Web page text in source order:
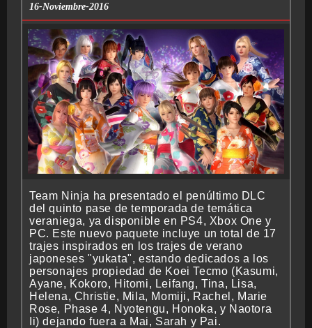
CRONOLOGÍA
ARCADE STICK
BONUS STAGE
GUÍA BÁSICA
16-Noviembre-2016
Team Ninja ha presentado el penúltimo DLC
del quinto pase de temporada de temática
veraniega, ya disponible en PS4, Xbox One y
PC. Este nuevo paquete incluye un total de 17
trajes inspirados en los trajes de verano
japoneses "yukata", estando dedicados a los
personajes propiedad de Koei Tecmo (Kasumi,
Ayane, Kokoro, Hitomi, Leifang, Tina, Lisa,
Helena, Christie, Mila, Momiji, Rachel, Marie
Rose, Phase 4, Nyotengu, Honoka, y Naotora
Ii) dejando fuera a Mai, Sarah y Pai.